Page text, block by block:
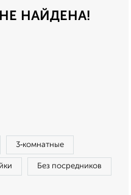
НАЙДЕНА!
3‑комнатные
Без посредников